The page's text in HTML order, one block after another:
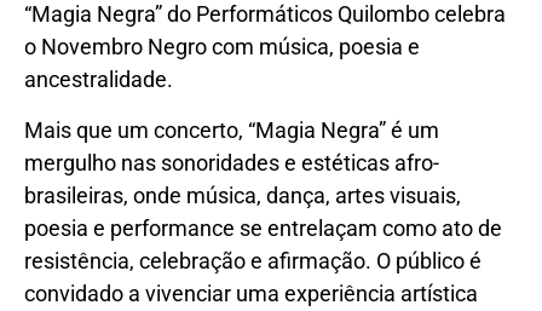
“Magia Negra” do Performáticos Quilombo celebra
o Novembro Negro com música, poesia e
ancestralidade.
Mais que um concerto, “Magia Negra” é um
mergulho nas sonoridades e estéticas afro-
brasileiras, onde música, dança, artes visuais,
poesia e performance se entrelaçam como ato de
resistência, celebração e afirmação. O público é
convidado a vivenciar uma experiência artística